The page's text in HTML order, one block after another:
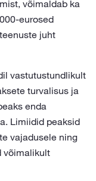
võimaldab ka
eurosed
juht
vastutustundlikult
turvalisus ja
enda
Limiidid peaksid
vajadusele ning
võimalikult